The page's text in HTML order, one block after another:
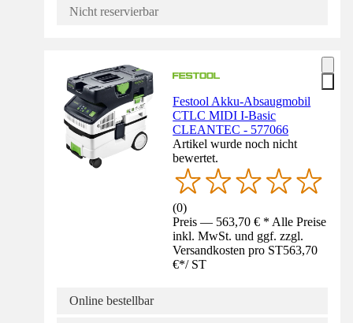
Nicht reservierbar
Festool Akku-Absaugmobil
CTLC MIDI I-Basic
CLEANTEC - 577066
Artikel wurde noch nicht
bewertet.
(0)
Preis — 563,70 € * Alle Preise
inkl. MwSt. und ggf. zzgl.
Versandkosten pro ST563,70
€*/ ST
Online bestellbar